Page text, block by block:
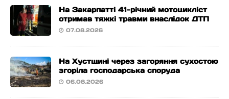
На Закарпатті 41-річний мотоцикліст
отримав тяжкі травми внаслідок ДТП
07.08.2026
На Хустщині через загоряння сухостою
згоріла господарська споруда
06.08.2026